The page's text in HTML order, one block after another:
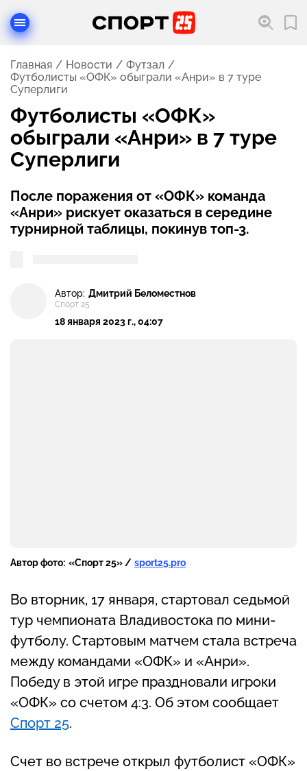
Главная Новости
Футзал
Футболисты «ОФК» обыграли «Анри» в 7 туре
Суперлиги
Футболисты «ОФК»
обыграли «Анри» в 7 туре
Суперлиги
После поражения от «ОФК» команда
«Анри» рискует оказаться в середине
турнирной таблицы, покинув топ-3.
Автор: Дмитрий Беломестнов
Спорт 25
18 января 2023 г., 04:07
Автор фото: «Спорт 25» / sport25.pro
Во вторник, 17 января, стартовал седьмой
тур чемпионата Владивостока по мини-
футболу. Стартовым матчем стала встреча
между командами «ОФК» и «Анри».
Победу в этой игре праздновали игроки
«ОФК» со счетом 4:3. Об этом сообщает
Спорт 25.
Счет во встрече открыл футболист «ОФК»